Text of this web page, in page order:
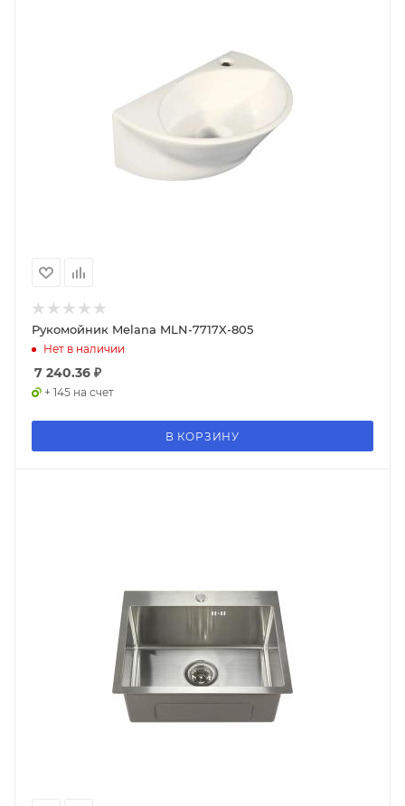
Рукомойник Melana MLN-7717X-805
Нет в наличии
7 240.36 ₽
+ 145 на счет
В КОРЗИНУ